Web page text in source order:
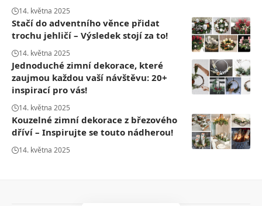
14. května 2025
Stačí do adventního věnce přidat
trochu jehličí – Výsledek stojí za to!
14. května 2025
Jednoduché zimní dekorace, které
zaujmou každou vaší návštěvu: 20+
inspirací pro vás!
14. května 2025
Kouzelné zimní dekorace z březového
dříví – Inspirujte se touto nádherou!
14. května 2025